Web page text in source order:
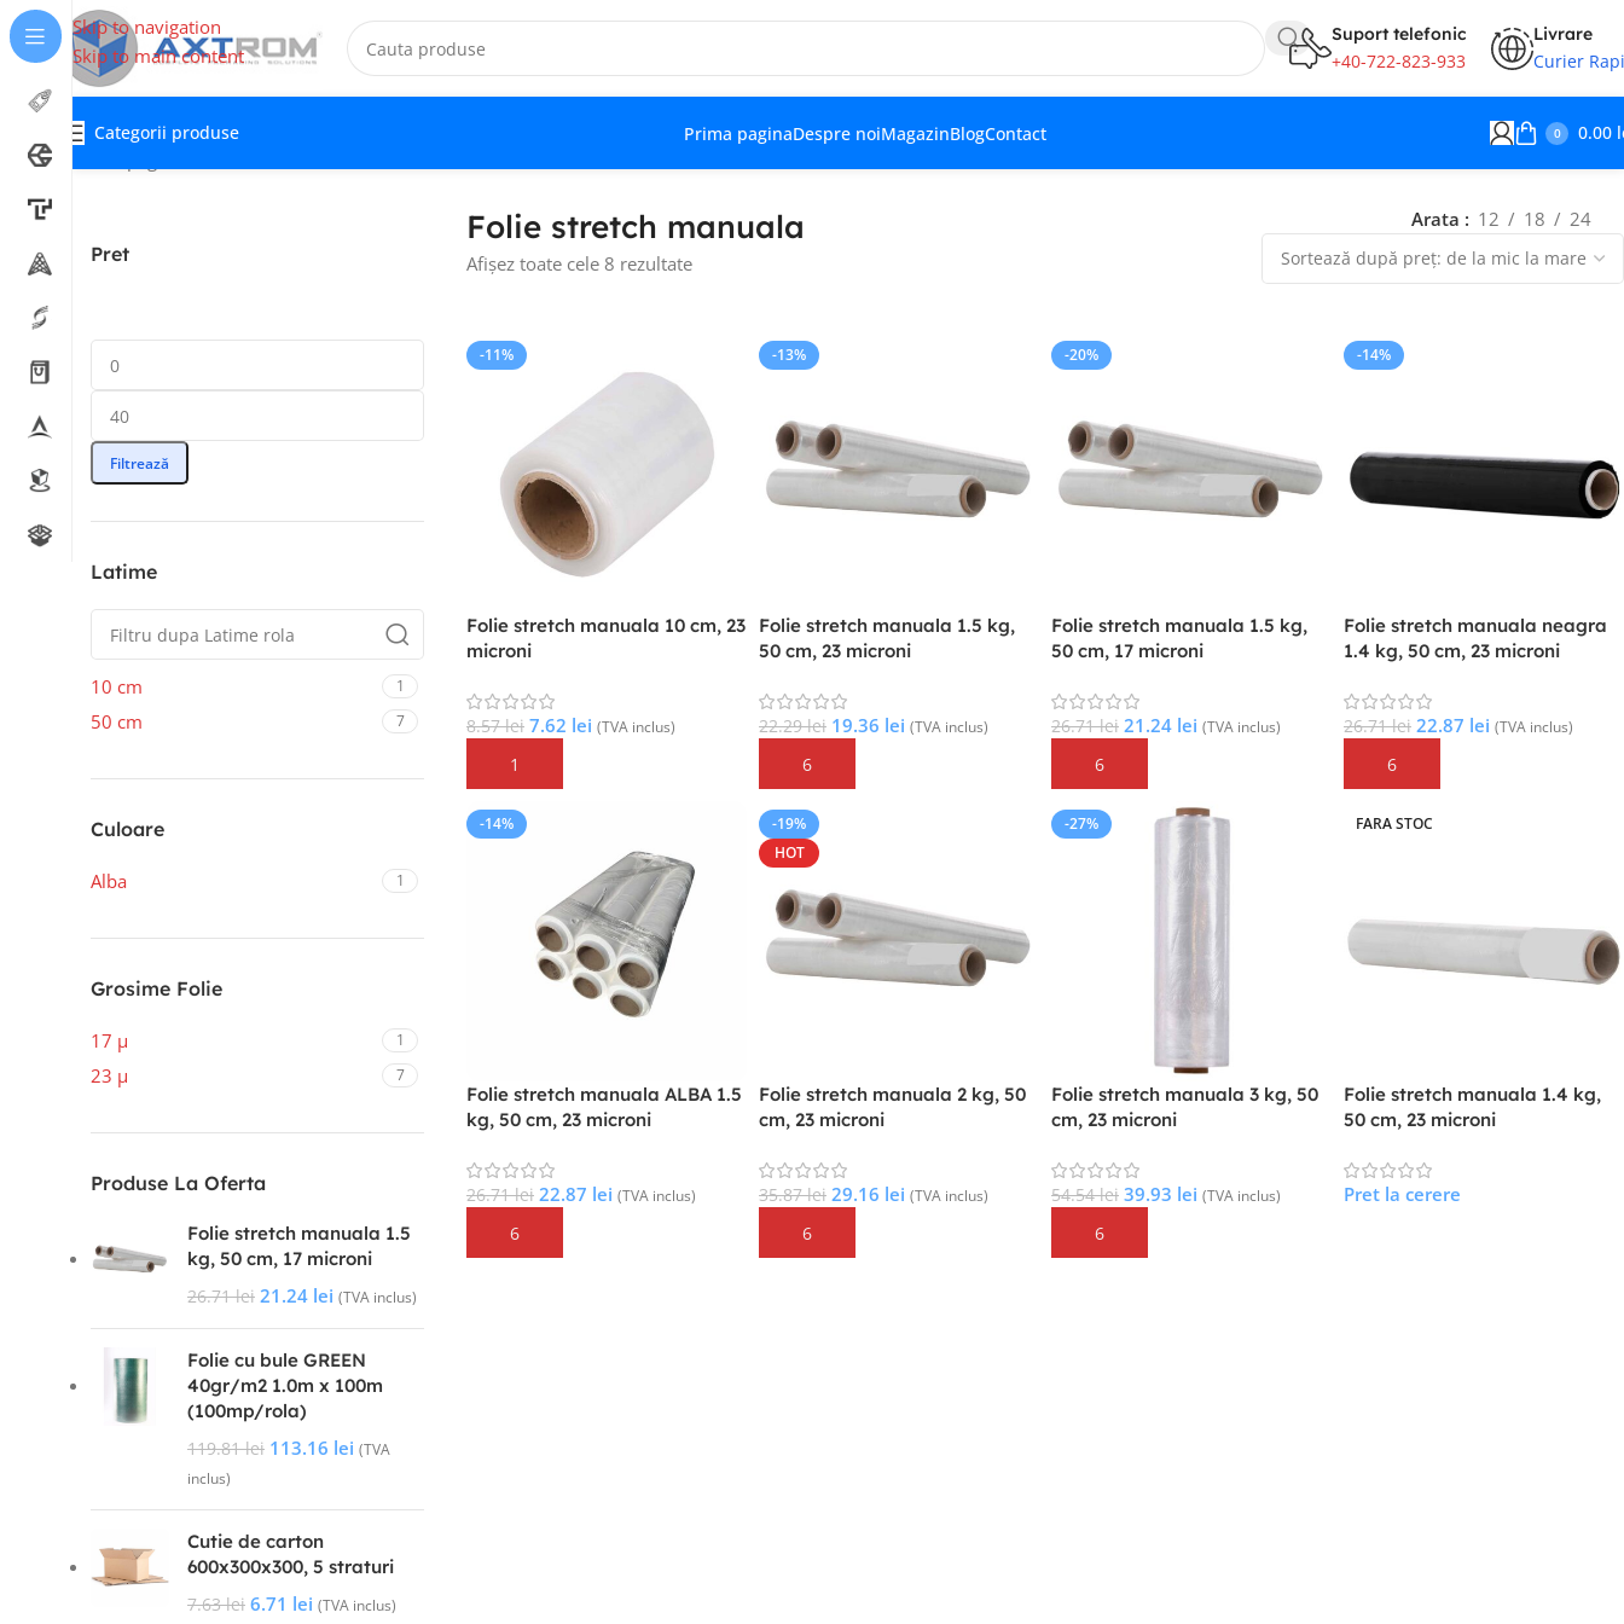
Skip to navigation
Skip to main content
Suport telefonic
+40-722-823-933
Livrare
Curier
Categorii produse Prima paginaDespre noiMagazinBlogContact 0 0.00
Pret
Filtrează
Latime
10 cm 1
50 cm 7
Culoare
Alba 1
Grosime Folie
17 μ 1
23 μ 7
Produse La Oferta
Folie stretch manuala 1.5
kg, 50 cm, 17 microni
26.71lei 21.24 lei (TVA inclus)
Folie cu bule GREEN
40gr/m2 1.0m x 100m
(100mp/rola)
119.81lei 113.16 lei (TVA
inclus)
Cutie de carton
600x300x300, 5 straturi
7.63lei 6.71 lei (TVA inclus)
Folie stretch manuala
Afișez toate cele 8 rezultate
Arata 12 18 24
-11%
Folie stretch manuala 10 cm, 23
microni
8.57lei 7.62 lei (TVA inclus)
Adaugă În Coș
-13%
Folie stretch manuala 1.5 kg,
50 cm, 23 microni
22.29lei 19.36 lei (TVA inclus)
Adaugă În Coș
-20%
Folie stretch manuala 1.5 kg,
50 cm, 17 microni
26.71lei 21.24 lei (TVA inclus)
Adaugă În Coș
-14%
Folie stretch manuala neagra
1.4 kg, 50 cm, 23 microni
26.71lei 22.87 lei (TVA inclus)
Adaugă În Coș
-14%
Folie stretch manuala ALBA 1.5
kg, 50 cm, 23 microni
26.71lei 22.87 lei (TVA inclus)
Adaugă În Coș
-19%
HOT
Folie stretch manuala 2 kg, 50
cm, 23 microni
35.87lei 29.16 lei (TVA inclus)
Adaugă În Coș
-27%
Folie stretch manuala 3 kg, 50
cm, 23 microni
54.54lei 39.93 lei (TVA inclus)
Adaugă În Coș
FARA STOC
Folie stretch manuala 1.4 kg,
50 cm, 23 microni
Pret la cerere